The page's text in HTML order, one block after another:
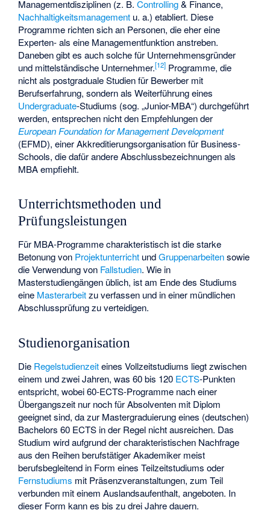
Managementdisziplinen (z. B.Controlling& Finance,
Nachhaltigkeitsmanagement u. a.) etabliert. Diese
Programme richten sich an Personen, die eher eine
Experten- als eine Managementfunktion anstreben.
Daneben gibt es auch solche für Unternehmensgründer
und mittelständische Unternehmer.[12] Programme, die
nicht als postgraduale Studien für Bewerber mit
Berufserfahrung, sondern als Weiterführung eines
Undergraduate-Studiums (sog. „Junior-MBA“) durchgeführt
werden, entsprechen nicht den Empfehlungen der
European Foundation for Management Development
(EFMD), einer Akkreditierungsorganisation für Business-
Schools, die dafür andere Abschlussbezeichnungen als
MBA empfiehlt.
Unterrichtsmethoden und
Prüfungsleistungen
Für MBA-Programme charakteristisch ist die starke
Betonung von Projektunterricht undGruppenarbeitensowie
die Verwendung von Fallstudien. Wie in
Masterstudiengängen üblich, ist am Ende des Studiums
eine Masterarbeitzu verfassen und in einer mündlichen
Abschlussprüfung zu verteidigen.
Studienorganisation
Die Regelstudienzeiteines Vollzeitstudiums liegt zwischen
einem und zwei Jahren, was 60 bis 120 ECTS-Punkten
entspricht, wobei 60-ECTS-Programme nach einer
Übergangszeit nur noch für Absolventen mit Diplom
geeignet sind, da zur Mastergraduierung eines (deutschen)
Bachelors 60 ECTS in der Regel nicht ausreichen. Das
Studium wird aufgrund der charakteristischen Nachfrage
aus den Reihen berufstätiger Akademiker meist
berufsbegleitend in Form eines Teilzeitstudiums oder
Fernstudiums mit Präsenzveranstaltungen, zum Teil
verbunden mit einem Auslandsaufenthalt, angeboten. In
dieser Form kann es bis zu drei Jahre dauern.